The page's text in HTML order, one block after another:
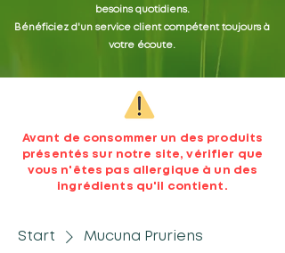
besoins quotidiens.
Bénéficiez d'un service client compétent toujours à
votre écoute.
Avant de consommer un des produits
présentés sur notre site, vérifier que
vous n'êtes pas allergique à un des
ingrédients qu'il contient.
Start Mucuna Pruriens